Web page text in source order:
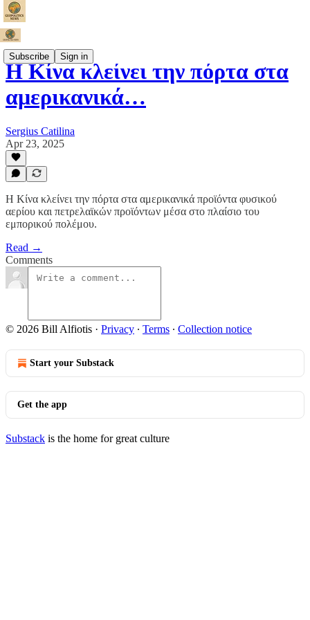
Subscribe Sign in
Η Κίνα κλείνει την πόρτα στα
αμερικανικά…
Sergius Catilina
Apr 23, 2025
Η Κίνα κλείνει την πόρτα στα αμερικανικά προϊόντα φυσικού
αερίου και πετρελαϊκών προϊόντων μέσα στο πλαίσιο του
εμπορικού πολέμου.
Read →
Comments
© 2026 Bill Alfiotis · Privacy ∙ Terms ∙ Collection notice
Start your Substack
Get the app
Substack is the home for great culture